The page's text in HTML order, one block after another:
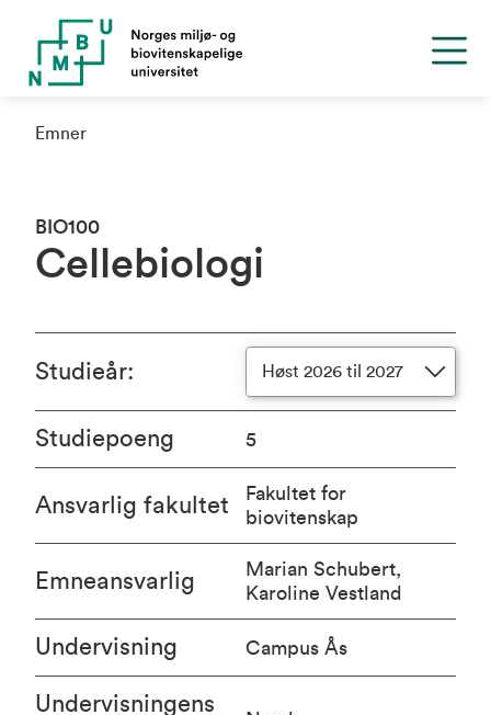
Emner
BIO100
Cellebiologi
Studieår: Høst 2026 til 2027
Studiepoeng 5
Ansvarlig fakultet
Fakultet for
biovitenskap
Emneansvarlig
Marian Schubert,
Karoline Vestland
Undervisning Campus Ås
Undervisningens